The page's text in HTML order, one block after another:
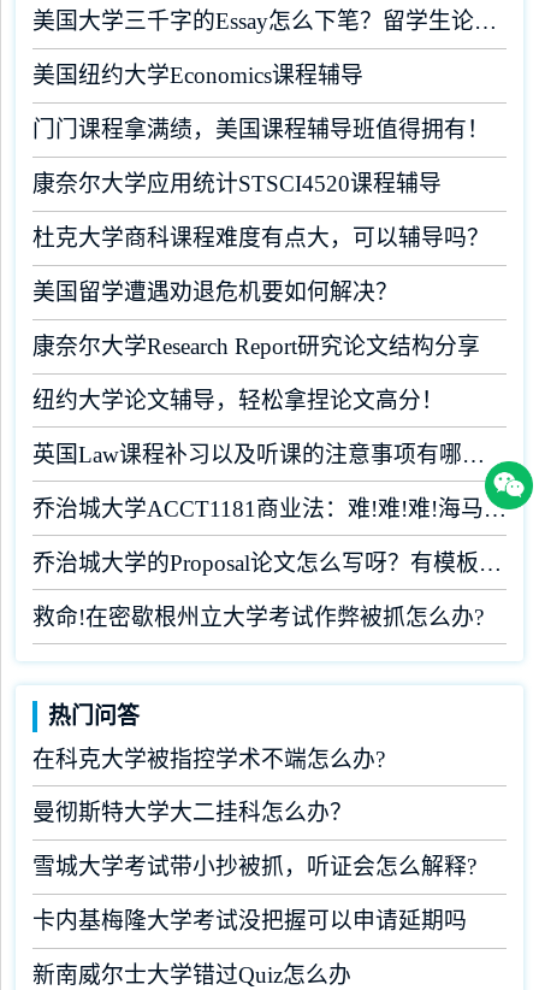
美国大学三千字的Essay怎么下笔？留学生论文辅导
美国纽约大学Economics课程辅导
门门课程拿满绩，美国课程辅导班值得拥有！
康奈尔大学应用统计STSCI4520课程辅导
杜克大学商科课程难度有点大，可以辅导吗？
美国留学遭遇劝退危机要如何解决？
康奈尔大学Research Report研究论文结构分享
纽约大学论文辅导，轻松拿捏论文高分！
英国Law课程补习以及听课的注意事项有哪些？
乔治城大学ACCT1181商业法：难!难!难!海马课堂助你闯关
乔治城大学的Proposal论文怎么写呀？有模板吗？
救命!在密歇根州立大学考试作弊被抓怎么办?
热门问答
在科克大学被指控学术不端怎么办?
曼彻斯特大学大二挂科怎么办？
雪城大学考试带小抄被抓，听证会怎么解释?
卡内基梅隆大学考试没把握可以申请延期吗
新南威尔士大学错过Quiz怎么办